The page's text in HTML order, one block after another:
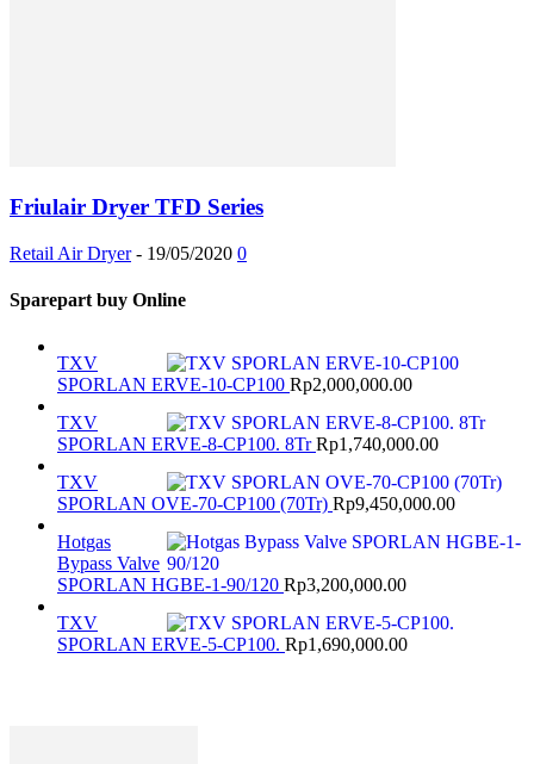
Friulair Dryer TFD Series
Retail Air Dryer - 19/05/2020 0
Sparepart buy Online
TXV
SPORLAN ERVE-10-CP100 Rp2,000,000.00
TXV
SPORLAN ERVE-8-CP100. 8Tr Rp1,740,000.00
TXV
SPORLAN OVE-70-CP100 (70Tr) Rp9,450,000.00
Hotgas
Bypass Valve
SPORLAN HGBE-1-90/120 Rp3,200,000.00
TXV
SPORLAN ERVE-5-CP100. Rp1,690,000.00